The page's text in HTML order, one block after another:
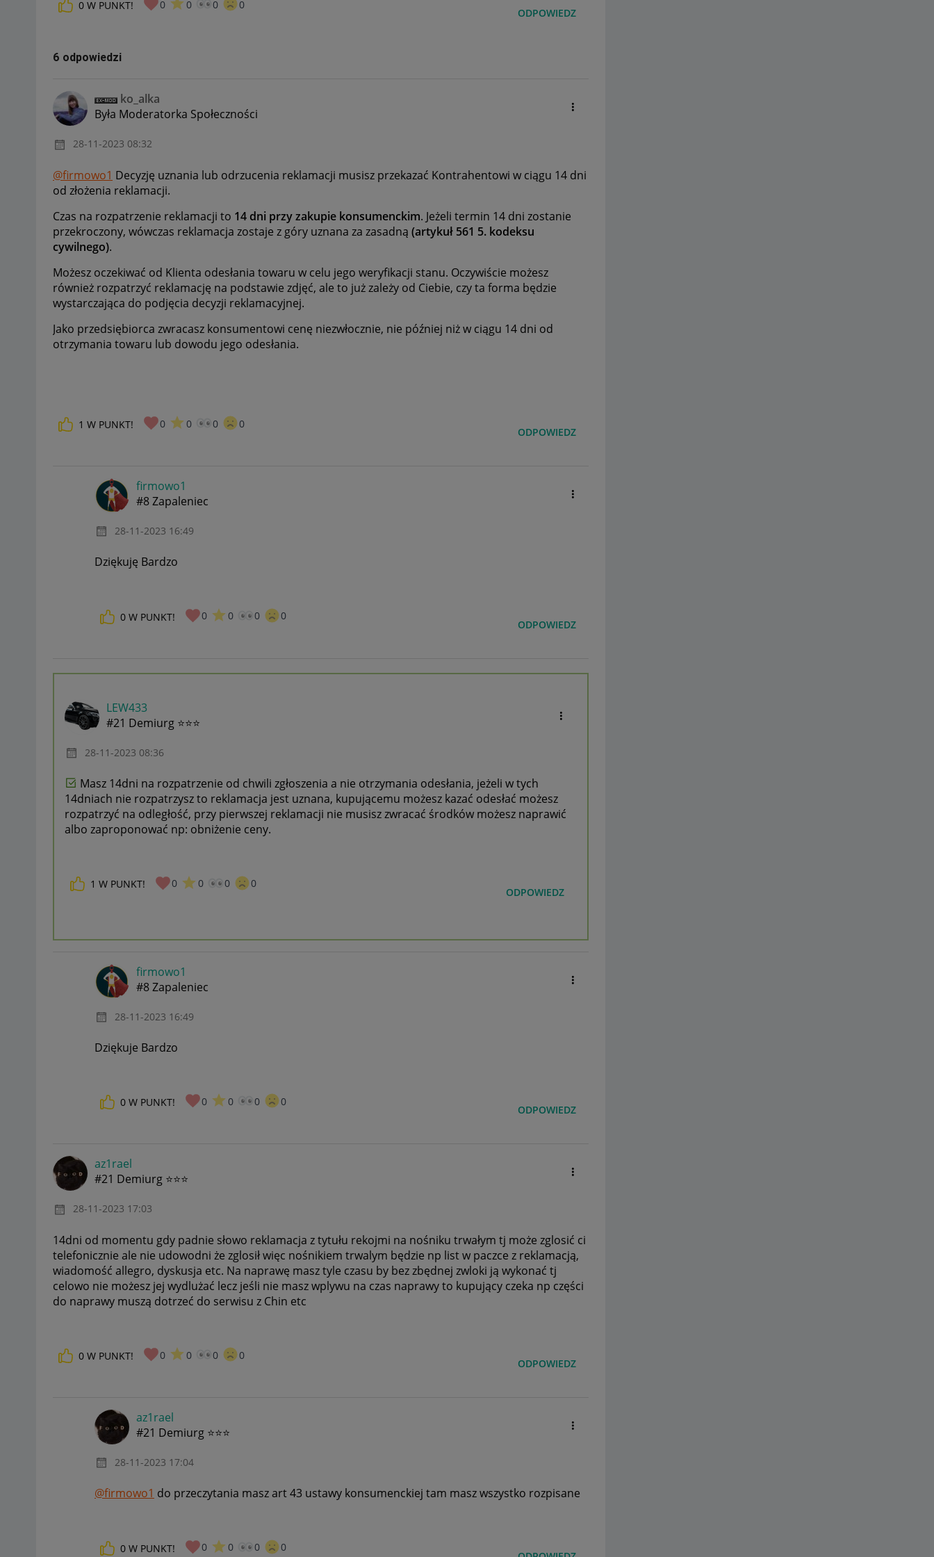
0 W PUNKT! 0 0 0 0
ODPOWIEDZ
6 odpowiedzi
ko_alka
Była Moderatorka Społeczności
‎28-11-2023 08:32
@firmowo1 Decyzję uznania lub odrzucenia reklamacji musisz przekazać Kontrahentowi w ciągu 14 dni
od złożenia reklamacji.
Czas na rozpatrzenie reklamacji to 14 dni przy zakupie konsumenckim. Jeżeli termin 14 dni zostanie
przekroczony, wówczas reklamacja zostaje z góry uznana za zasadną (artykuł 561 5. kodeksu
cywilnego).
Możesz oczekiwać od Klienta odesłania towaru w celu jego weryfikacji stanu. Oczywiście możesz
również rozpatrzyć reklamację na podstawie zdjęć, ale to już zależy od Ciebie, czy ta forma będzie
wystarczająca do podjęcia decyzji reklamacyjnej.
Jako przedsiębiorca zwracasz konsumentowi cenę niezwłocznie, nie później niż w ciągu 14 dni od
otrzymania towaru lub dowodu jego odesłania.
1 W PUNKT! 0 0 0 0
ODPOWIEDZ
firmowo1
#8 Zapaleniec
‎28-11-2023 16:49
Dziękuję Bardzo
0 W PUNKT! 0 0 0 0
ODPOWIEDZ
LEW433
#21 Demiurg ⭐⭐⭐
‎28-11-2023 08:36
Masz 14dni na rozpatrzenie od chwili zgłoszenia a nie otrzymania odesłania, jeżeli w tych
14dniach nie rozpatrzysz to reklamacja jest uznana, kupującemu możesz kazać odesłać możesz
rozpatrzyć na odległość, przy pierwszej reklamacji nie musisz zwracać środków możesz naprawić
albo zaproponować np: obniżenie ceny.
1 W PUNKT! 0 0 0 0
ODPOWIEDZ
firmowo1
#8 Zapaleniec
‎28-11-2023 16:49
Dziękuje Bardzo
0 W PUNKT! 0 0 0 0
ODPOWIEDZ
az1rael
#21 Demiurg ⭐⭐⭐
‎28-11-2023 17:03
14dni od momentu gdy padnie słowo reklamacja z tytułu rekojmi na nośniku trwałym tj może zglosić ci
telefonicznie ale nie udowodni że zglosił więc nośnikiem trwalym będzie np list w paczce z reklamacją,
wiadomość allegro, dyskusja etc. Na naprawę masz tyle czasu by bez zbędnej zwloki ją wykonać tj
celowo nie możesz jej wydlużać lecz jeśli nie masz wplywu na czas naprawy to kupujący czeka np części
do naprawy muszą dotrzeć do serwisu z Chin etc
0 W PUNKT! 0 0 0 0
ODPOWIEDZ
az1rael
#21 Demiurg ⭐⭐⭐
‎28-11-2023 17:04
@firmowo1 do przeczytania masz art 43 ustawy konsumenckiej tam masz wszystko rozpisane
0 W PUNKT! 0 0 0 0